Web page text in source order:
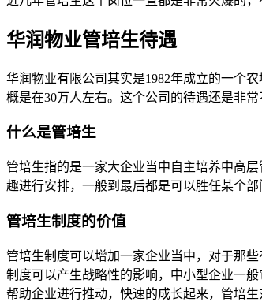
华润物业管培生待遇
华润物业有限公司其实是1982年成立的一个
概是在30万人左右。这个公司的待遇还是非
什么是管培生
管培生指的是一家大企业当中自主培养中高
趣进行安排，一般到最后都是可以胜任某个
管培生制度的价值
管培生制度可以增加一家企业当中，对于那
制度可以产生战略性的影响，中小型企业一
帮助企业进行推动，快速的成长起来，管培